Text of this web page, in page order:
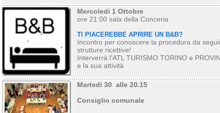
Mercoledi 1 Ottobre
ore 21:00 sala della Conceria
TI PIACEREBBE APRIRE UN B&B?
Incontro per conoscere la procedura da
strutture ricettive!
Interverrà l'ATL TURISMO TORINO e
e la sua attività
Martedi 30 alle 20.15
Consiglio comunale